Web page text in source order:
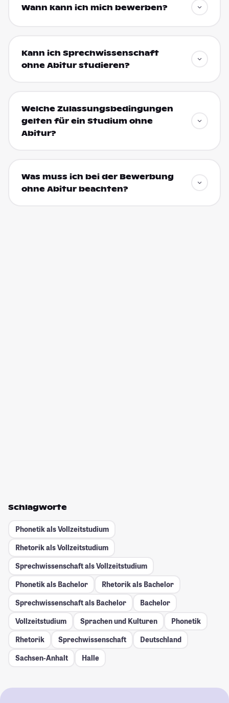
Wann kann ich mich bewerben?
Kann ich Sprechwissenschaft
ohne Abitur studieren?
Welche Zulassungsbedingungen
gelten für ein Studium ohne
Abitur?
Was muss ich bei der Bewerbung
ohne Abitur beachten?
Schlagworte
Phonetik als Vollzeitstudium
Rhetorik als Vollzeitstudium
Sprechwissenschaft als Vollzeitstudium
Phonetik als Bachelor
Rhetorik als Bachelor
Sprechwissenschaft als Bachelor
Bachelor
Vollzeitstudium
Sprachen und Kulturen
Phonetik
Rhetorik
Sprechwissenschaft
Deutschland
Sachsen-Anhalt
Halle